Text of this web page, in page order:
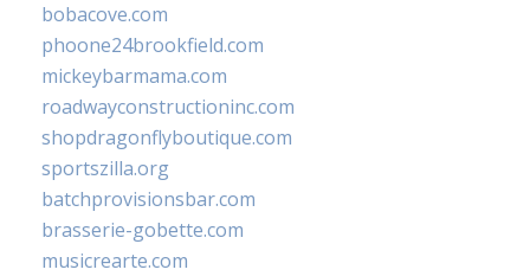
bobacove.com
phoone24brookfield.com
mickeybarmama.com
roadwayconstructioninc.com
shopdragonflyboutique.com
sportszilla.org
batchprovisionsbar.com
brasserie-gobette.com
musicrearte.com